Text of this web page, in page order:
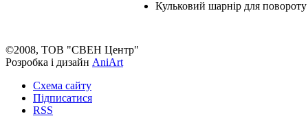
Кульковий шарнір для
©2008, ТОВ "СВЕН Центр"
Розробка і дизайн AniArt
Схема сайту
Підписатися
RSS